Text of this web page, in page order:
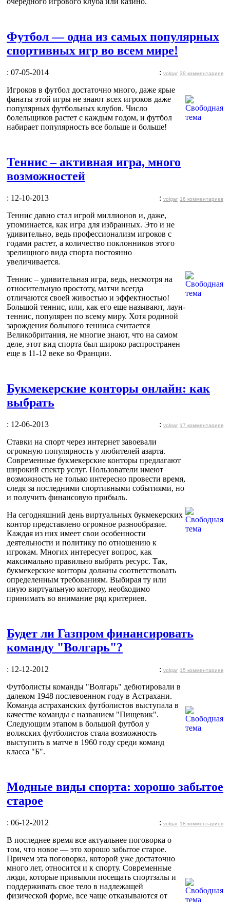
Футбол — одна из самых популярных
спортивных игр во всем мире!
: 07-05-2014 : volgar 39 комментариев
Игроков в футбол достаточно много, даже ярые
фанаты этой игры не знают всех игроков даже
популярных футбольных клубов. Число
болельщиков растет с каждым годом, и футбол
набирает популярность все больше и больше!
Теннис – активная игра, много
возможностей
: 12-10-2013 : volgar 16 комментариев
Теннис давно стал игрой миллионов и, даже,
упоминается, как игра для избранных. Это и не
удивительно, ведь профессионализм игроков с
годами растет, а количество поклонников этого
зрелищного вида спорта постоянно
увеличивается.
Теннис – удивительная игра, ведь, несмотря на
относительную простоту, матчи всегда
отличаются своей живостью и эффектностью!
Большой теннис, или, как его еще называют, лаун-
теннис, популярен по всему миру. Хотя родиной
зарождения большого тенниса считается
Великобритания, не многие знают, что на самом
деле, этот вид спорта был широко распространен
еще в 11-12 веке во Франции.
Букмекерские конторы онлайн: как
выбрать
: 12-06-2013 : volgar 17 комментариев
Ставки на спорт через интернет завоевали
огромную популярность у любителей азарта.
Современные букмекерские конторы предлагают
широкий спектр услуг. Пользователи имеют
возможность не только интересно провести время,
следя за последними спортивными событиями, но
и получить финансовую прибыль.
На сегодняшний день виртуальных букмекерских
контор представлено огромное разнообразие.
Каждая из них имеет свои особенности
деятельности и политику по отношению к
игрокам. Многих интересует вопрос, как
максимально правильно выбрать ресурс. Так,
букмекерские конторы должны соответствовать
определенным требованиям. Выбирая ту или
иную виртуальную контору, необходимо
принимать во внимание ряд критериев.
Будет ли Газпром финансировать
команду "Волгарь"?
: 12-12-2012 : volgar 15 комментариев
Футболисты команды "Волгарь" дебютировали в
далеком 1948 послевоенном году в Астрахани.
Команда астраханских футболистов выступала в
качестве команды с названием "Пищевик".
Следующим этапом в большой футбол у
волжских футболистов стала возможность
выступить в матче в 1960 году среди команд
класса "Б".
Модные виды спорта: хорошо забытое
старое
: 06-12-2012 : volgar 18 комментариев
В последнее время все актуальнее поговорка о
том, что новое — это хорошо забытое старое.
Причем эта поговорка, которой уже достаточно
много лет, относится и к спорту. Современные
люди, которые привыкли посещать спортзалы и
поддерживать свое тело в надлежащей
физической форме, все чаще отказываются от